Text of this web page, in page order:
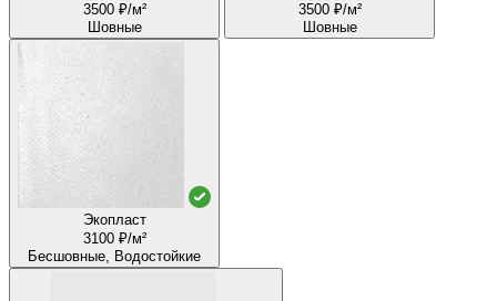
3500 ₽/м²
Шовные
3500 ₽/м²
Шовные
Экопласт
3100 ₽/м²
Бесшовные, Водостойкие